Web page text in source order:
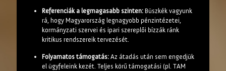
Referenciák a legmagasabb szinten: Büszkék vagyunk
rá, hogy Magyarország legnagyobb pénzintézetei,
kormányzati szervei és ipari szereplői bízzák ránk
kritikus rendszereik tervezését.
Folyamatos támogatás: Az átadás után sem engedjük
el ügyfeleink kezét. Teljes körű támogatási (pl. TAM